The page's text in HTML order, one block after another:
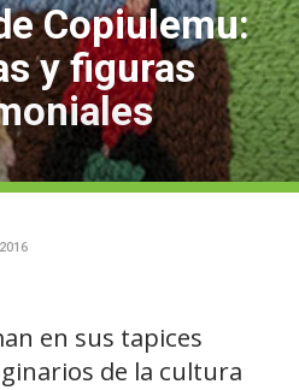
Copiulemu:
y figuras
en sus tapices
de la cultura